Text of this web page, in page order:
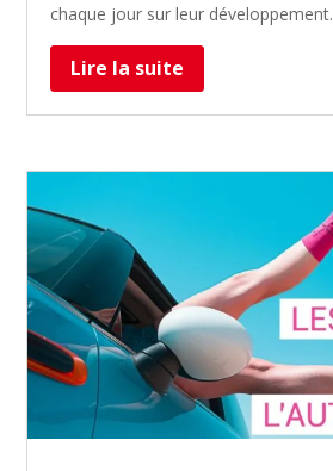
chaque jour sur leur développement.
Lire la suite